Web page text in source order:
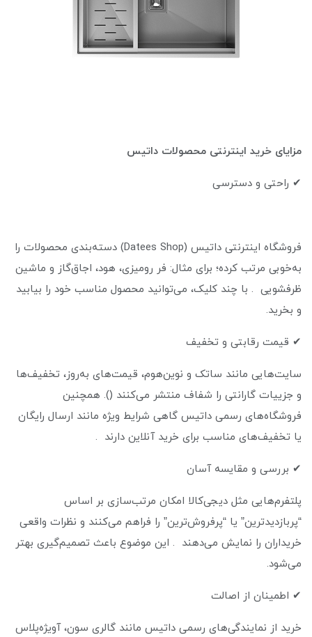
مزایای خرید اینترنتی محصولات داتیس
✔ راحتی و دسترسی
فروشگاه اینترنتی داتیس (Datees Shop) دسته‌بندی محصولات را
به‌خوبی مرتب کرده؛ برای مثال: فر رومیزی، هود، اجاق‌گاز و ماشین
ظرفشویی . با چند کلیک، می‌توانید محصول مناسب خود را بیابید
و بخرید.
✔ قیمت رقابتی و تخفیف
سایت‌هایی مانند ساتک و نوین‌هوم، قیمت‌های به‌روز، تخفیف‌ها
و جزییات گارانتی را شفاف منتشر می‌کنند (). همچنین
فروشگاه‌های رسمی داتیس گاهی شرایط ویژه مانند ارسال رایگان
یا تخفیف‌های مناسب برای خرید آنلاین دارند .
✔ بررسی و مقایسه آسان
پلتفرم‌هایی مثل دیجی‌کالا امکان مرتب‌سازی بر اساس
“پربازدیدترین” یا “پرفروش‌ترین” را فراهم می‌کنند و نظرات واقعی
خریداران را نمایش می‌دهند . این موضوع باعث تصمیم‌گیری بهتر
می‌شود.
✔ اطمینان از اصالت
خرید از نمایندگی‌های رسمی داتیس مانند گالری سون، آویژه‌پلاس